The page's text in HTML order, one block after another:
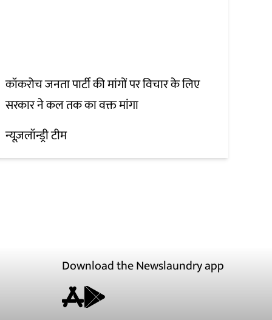
कॉकरोच जनता पार्टी की मांगों पर विचार के लिए
सरकार ने कल तक का वक्त मांगा
न्यूज़लॉन्ड्री टीम
Download the Newslaundry app